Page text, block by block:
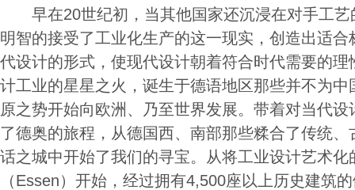
早在20世纪初，当其他国家还沉浸在对手工艺
明智的接受了工业化生产的这一现实，创造出适
代设计的形式，使现代设计朝着符合时代需要的
计工业的星星之火，诞生于德语地区那些并不为
原之势开始向欧洲、乃至世界发展。带着对当代
了德奥的旅程，从德国西、南部那些糅合了传统
话之城中开始了我们的寻宝。从将工业设计艺术化
（Essen）开始，经过拥有4,500座以上历史建筑